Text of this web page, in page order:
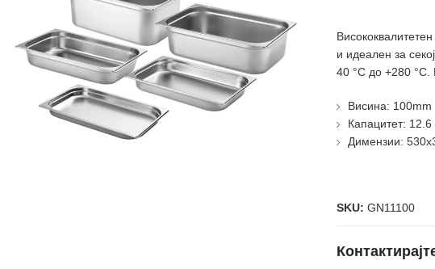
и идеален за
40 °C до +280
Висина: 100mm
Капацитет: 12.6
Димензии:
SKU:GN11100